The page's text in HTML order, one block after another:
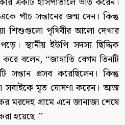
পাঁচ সন্তানের জন্ম দেন। কিন্তু
শিশুগুলো পৃথিবীর আলো দেখার
স্থানীয় ইউপি সদস্য ছিদ্দিক
বলেন, “জান্নাতি বেগম তিনটি
সন্তান প্রসব করেছিলেন। কিন্তু
সবাইকে মৃত ঘোষণা করেন। আজ
মরদেহ গ্রামে এনে জানাজা শেষে
হয়েছে।”